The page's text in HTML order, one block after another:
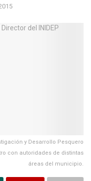
y Desarrollo Pesquero
con autoridades de distintas
áreas del municipio.